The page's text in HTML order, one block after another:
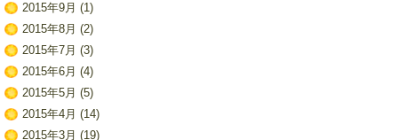
2015年9月 (1)
2015年8月 (2)
2015年7月 (3)
2015年6月 (4)
2015年5月 (5)
2015年4月 (14)
2015年3月 (19)